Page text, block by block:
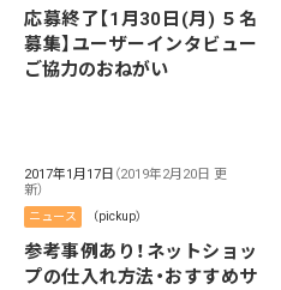
応募終了【1月30日(月) ５名
募集】ユーザーインタビュー
ご協力のおねがい
2017年1月17日 （2019年2月20日 更
新）
ニュース （pickup）
参考事例あり！ネットショッ
プの仕入れ方法・おすすめサ